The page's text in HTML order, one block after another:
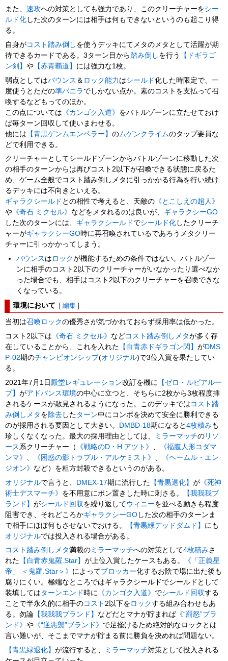
また、速攻への対策としても強力であり、このクリーチャーをシー
ルド化 した次のターンには相手は何もできないというのも起こり得
る。
自身がコスト踏み倒し を使うデッキにてメタのメタとして活躍が期
待できるカードである。3ターン目から 踏み倒し を行う
【ドギラゴ
ン剣】や 【赤青覇道】 には強力な1枚。
弱点としてはバウンス ＆ ロック能力 はシールド化した時限定で、一
度使うとただの準バニラ でしかない点か。素のコストを支払って召
喚するなどもってのほか。
この点については 《カンゴク入道》 をバトルゾーンに立たせておけ
ば毎ターン回収して使いまわせる。
他には 【青黒ゲンムエンペラー】のムゲンクライムのタップ要員な
どで利用できる。
クリーチャーとしてシールドゾーンからバトルゾーンに移動した次
の相手のターンからは再びコスト2以下が召喚できる状態に戻るた
め、ゲーム全般でコスト踏み倒しメタに引っかかる行為を行い続け
るデッキには不向きといえる。
ギャラクシールド との相性で考えると、天敵の 《とこしえの超人》
や 《奇石 ミクセル》 などをメタれるのは良いが、 ギャラクシーGO
した次のターンには、 ギャラクシールド でシールド化 したクリーチ
ャーがギャラクシーGO時に再召喚されているであろうメタクリー
チャーに引っかかってしまう。
バウンス は ロックが機能するための条件ではない。バトルゾー
ンに相手のコスト2以下のクリーチャーがいなかったり選べなか
った場合でも、相手はコスト2以下のクリーチャーを召喚できな
くなっている。
環境において [ 編集 ]
当初は召喚ロックの優秀さが気づかれておらず採用率は低かった。
コスト2以下は 《奇石 ミクセル》 などコスト踏み倒しメタが多く存
在していることから、これを入れた 【白青赤ドギラゴン閃】がDMS
P-02期のチャンピオンシップ(オリジナル)で3位入賞を果たしてい
る。
2021年7月1日 殿堂レギュレーション改訂を機に
【ゼロ・ルピアルー
プ】がアドバンス環境の中心に立つと、そちらに2枚から3枚程度挿
されるケースが散見されるようになった。このデッキでは コスト踏
み倒しメタ を 除去 した ターン中にコンボを決めて安全に勝利できる
のが採用される要因として大きい。
DMBD-18期になると4枚積みも
珍しくなくなった。最大の採用理由としては、
ミラーマッチの リソ
ース 系クリーチャー（ 《戦略のD・H アツト》
《福腹人形コダマ
ンマ》
《困惑の影トラブル・アルケミスト》
《ヘームル・エン
ジオン》 など）を粗方封殺できるというのがある。
オリジナルで言うと、 DMEX-17期に流行した 【青黒退化】が 《死神
術士デスマーチ》 を不用意にポン置きした時に刺さる。
【我我我ブ
ランド】がシールド回収 を繰り返してウィニーを並べる動きも程度
阻害でき、それどころかギャラクシーGO した次の相手のターンま
で相手にほぼ何もさせないでおける。
【青黒緑デッドダムド】 にも
オリジナルでは投入される場合がある。
コスト踏み倒しメタ満載の ミラーマッチへの対策として4枚積みさ
れた 【白青赤鬼羅.Star】が上位入賞したケースもある。
《「正義星
帝」 ＜鬼羅.Star＞》 によってブロッカー化するお陰で場に出た後も
腐りにくい。極端なところではギャラクシールドでシールドとして
装填しては ターンエンド 時に 《カンゴク入道》 でシールド回収する
ことで半永久的に相手のコスト2以下を ロックする組み合わせもあ
る。勿論 【我我我ブランド】 などだとマナが貯まれば《“罰怒”ブラ
ンド》や 《“逆悪襲”ブランド》 で足掻けるため絶対的なロックとは
言い難いが、そこまでマナが貯まる前に勝負を決めれば問題ない。
【青黒緑退化】が流行すると、 ミラーマッチ対策として投入される